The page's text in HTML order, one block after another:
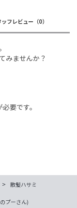
ッフレビュー （0）
みませんか？
必要です。
> 散髪ハサミ
プーさん)